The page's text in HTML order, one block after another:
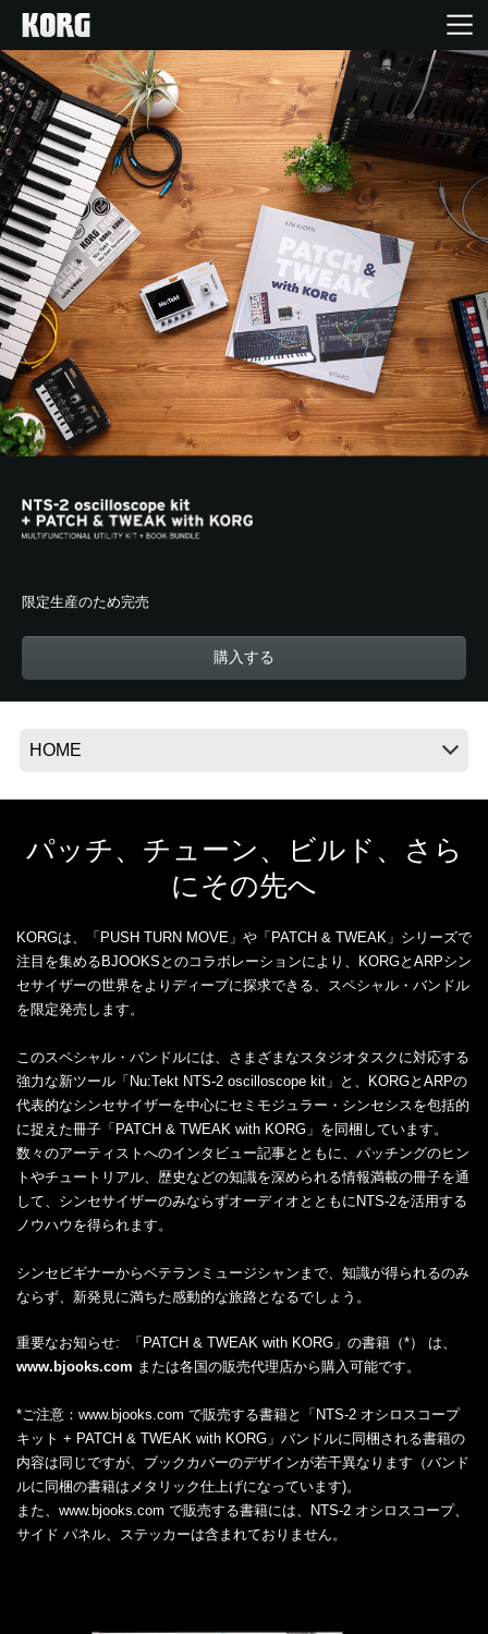
Home
Products
Import Products
Features
Events
Support
Location
限定生産のため完売
購入する
パッチ、チューン、ビルド、さら
にその先へ
KORGは、「PUSH TURN MOVE」や「PATCH & TWEAK」シリーズで
注目を集めるBJOOKSとのコラボレーションにより、KORGとARPシン
セサイザーの世界をよりディープに探求できる、スペシャル・バンドル
を限定発売します。
このスペシャル・バンドルには、さまざまなスタジオタスクに対応する
強力な新ツール「Nu:Tekt NTS-2 oscilloscope kit」と、KORGとARPの
代表的なシンセサイザーを中心にセミモジュラー・シンセシスを包括的
に捉えた冊子「PATCH & TWEAK with KORG」を同梱しています。
数々のアーティストへのインタビュー記事とともに、パッチングのヒン
トやチュートリアル、歴史などの知識を深められる情報満載の冊子を通
して、シンセサイザーのみならずオーディオとともにNTS-2を活用する
ノウハウを得られます。
シンセビギナーからベテランミュージシャンまで、知識が得られるのみ
ならず、新発見に満ちた感動的な旅路となるでしょう。
重要なお知らせ:
「PATCH & TWEAK with KORG」の書籍（*） は、
www.bjooks.com または各国の販売代理店から購入可能です。
*ご注意： www.bjooks.com で販売する書籍と「NTS-2 オシロスコープ
キット + PATCH & TWEAK with KORG」バンドルに同梱される書籍の
内容は同じですが、ブックカバーのデザインが若干異なります（バンド
ルに同梱の書籍はメタリック仕上げになっています)。
また、www.bjooks.com で販売する書籍には、NTS-2 オシロスコープ、
サイド パネル、ステッカーは含まれておりません。